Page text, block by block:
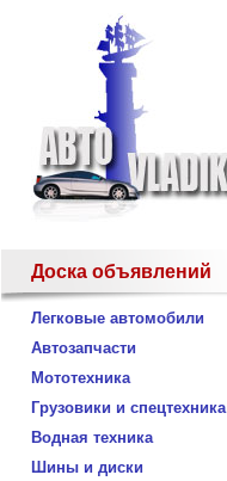
Доска объявлений
Легковые автомобили
Автозапчасти
Мототехника
Грузовики и спецтехника
Водная техника
Шины и диски